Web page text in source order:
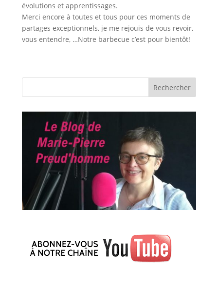
évolutions et apprentissages.
Merci encore à toutes et tous pour ces moments de
partages exceptionnels, je me rejouis de vous revoir,
vous entendre, …Notre barbecue c’est pour bientôt!